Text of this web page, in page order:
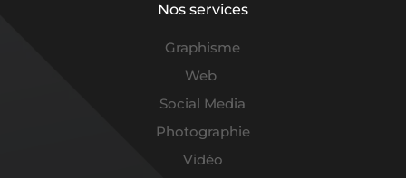
Nos services
Graphisme
Web
Social Media
Photographie
Vidéo